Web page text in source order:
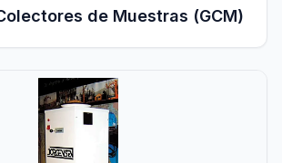
de Muestras (GCM)